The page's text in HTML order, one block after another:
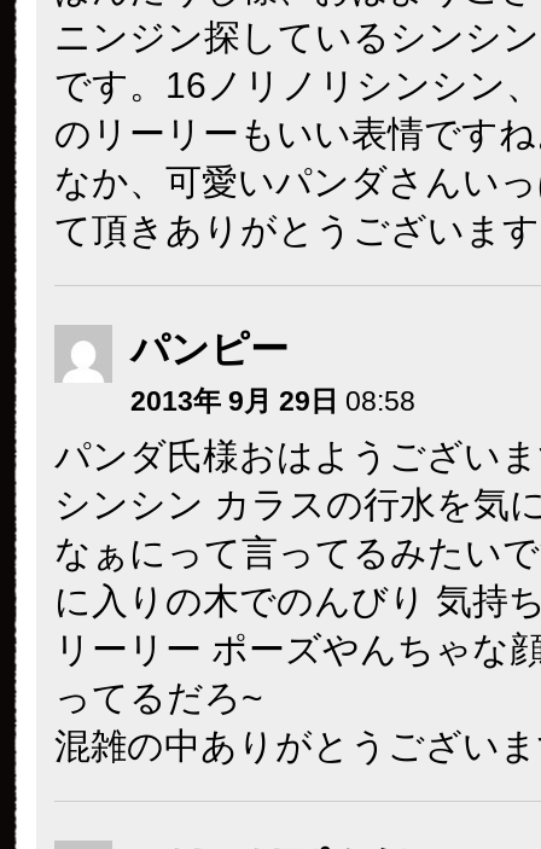
ニンジン探しているシンシ
です。16ノリノリシンシン
のリーリーもいい表情です
なか、可愛いパンダさんい
て頂きありがとうございま
パンピー
2013年 9月 29日 08:58
パンダ氏様おはようござい
シンシン カラスの行水を気
なぁにって言ってるみたい
に入りの木でのんびり 気持
リーリー ポーズやんちゃな
ってるだろ~
混雑の中ありがとうござい